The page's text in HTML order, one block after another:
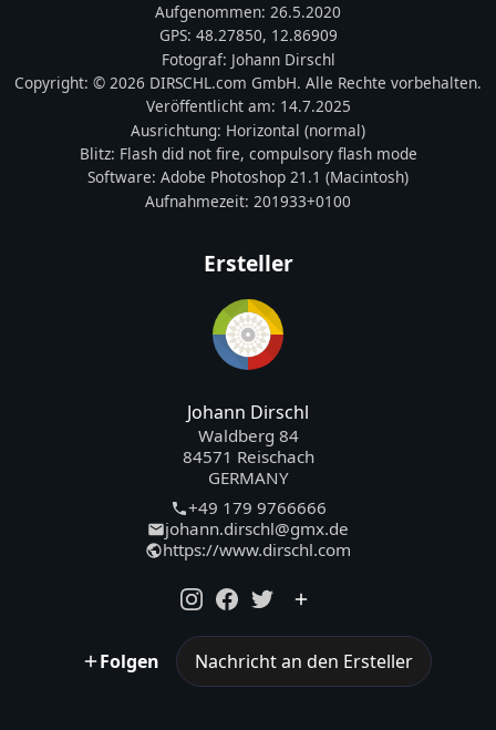
Aufgenommen: 26.5.2020
GPS: 48.27850, 12.86909
Fotograf: Johann Dirschl
Copyright: © 2026 DIRSCHL.com GmbH. Alle Rechte vorbehalten.
Veröffentlicht am: 14.7.2025
Ausrichtung: Horizontal (normal)
Blitz: Flash did not fire, compulsory flash mode
Software: Adobe Photoshop 21.1 (Macintosh)
Aufnahmezeit: 201933+0100
Ersteller
Johann Dirschl
Waldberg 84
84571 Reischach
GERMANY
+49 179 9766666
johann.dirschl@gmx.de
https://www.dirschl.com
Folgen Nachricht an den Ersteller